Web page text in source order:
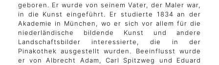
geboren. Er wurde von seinem Vater, der Maler war,
in die Kunst eingeführt. Er studierte 1834 an der
Akademie in München, wo er sich vor allem für die
niederländische bildende Kunst und andere
Landschaftsbilder interessierte, die in der
Pinakothek ausgestellt wurden. Beeinflusst wurde
er von Albrecht Adam, Carl Spitzweg und Eduard